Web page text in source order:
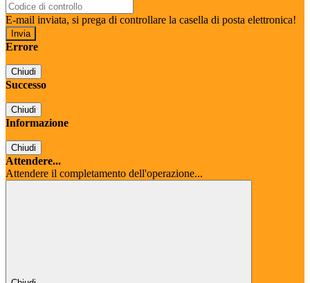
E-mail inviata, si prega di controllare la casella di posta elettronica!
Errore
Chiudi
Successo
Chiudi
Informazione
Chiudi
Attendere...
Attendere il completamento dell'operazione...